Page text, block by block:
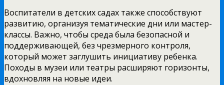
Воспитатели в детских садах также способствуют
развитию, организуя тематические дни или мастер-
классы. Важно, чтобы среда была безопасной и
поддерживающей, без чрезмерного контроля,
который может заглушить инициативу ребенка.
Походы в музеи или театры расширяют горизонты,
вдохновляя на новые идеи.